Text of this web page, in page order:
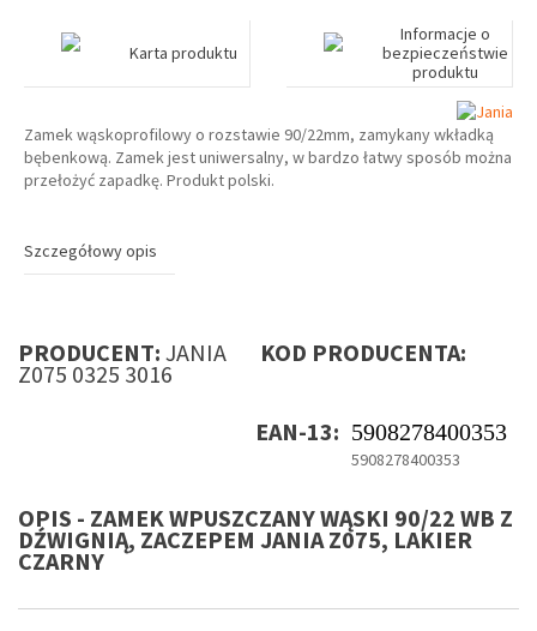
Karta produktu
Informacje o
bezpieczeństwie
produktu
Zamek wąskoprofilowy o rozstawie 90/22mm, zamykany wkładką
bębenkową. Zamek jest uniwersalny, w bardzo łatwy sposób można
przełożyć zapadkę. Produkt polski.
Szczegółowy opis
PRODUCENT: JANIA KOD PRODUCENTA:
Z075 0325 3016
EAN-13: 5908278400353
5908278400353
OPIS - ZAMEK WPUSZCZANY WĄSKI 90/22 WB Z
DŹWIGNIĄ, ZACZEPEM JANIA Z075, LAKIER
CZARNY